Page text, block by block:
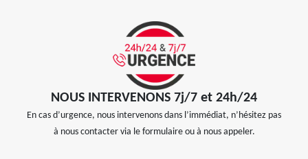
NOUS INTERVENONS 7j/7 et 24h/24
En cas d’urgence, nous intervenons dans l’immédiat, n’hésitez pas
à nous contacter via le formulaire ou à nous appeler.